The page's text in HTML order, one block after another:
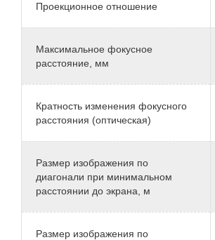
Проекционное отношение
Максимальное фокусное
расстояние, мм
Кратность изменения фокусного
расстояния (оптическая)
Размер изображения по
диагонали при минимальном
расстоянии до экрана, м
Размер изображения по